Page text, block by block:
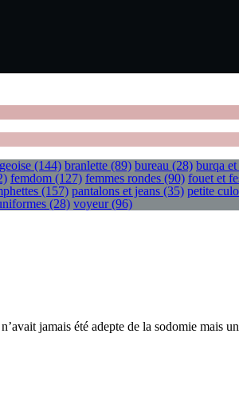
(144) branlette (89) bureau (28) burqa
femdom (127) femmes rondes (90) fouet et
(157) pantalons et jeans (35) petite
(28) voyeur(96)
jamais été adepte de la sodomie mais